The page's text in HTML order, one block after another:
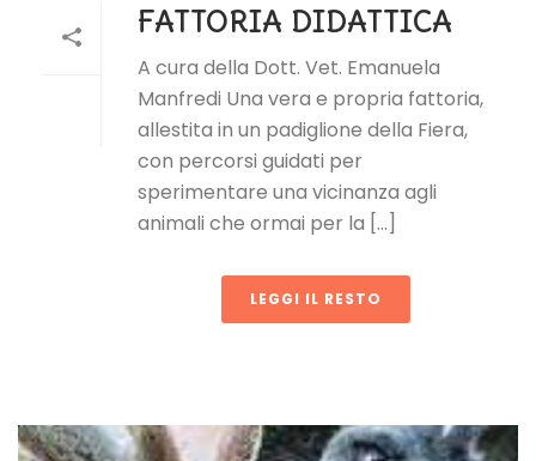
FATTORIA DIDATTICA
A cura della Dott. Vet. Emanuela
Manfredi Una vera e propria fattoria,
allestita in un padiglione della Fiera,
con percorsi guidati per
sperimentare una vicinanza agli
animali che ormai per la [...]
LEGGI IL RESTO